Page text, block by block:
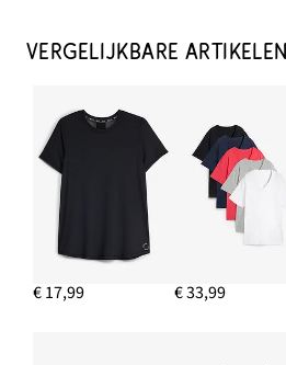
VERGELIJKBARE ARTIKELEN
€ 17,99 € 33,99